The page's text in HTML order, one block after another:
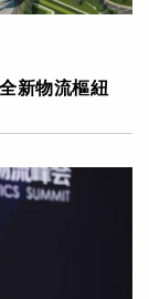
新物流樞紐